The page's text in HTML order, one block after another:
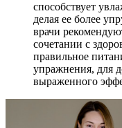
способствует
делая ее более
врачи
сочетании с
правильное
упражнения, для
выраженного